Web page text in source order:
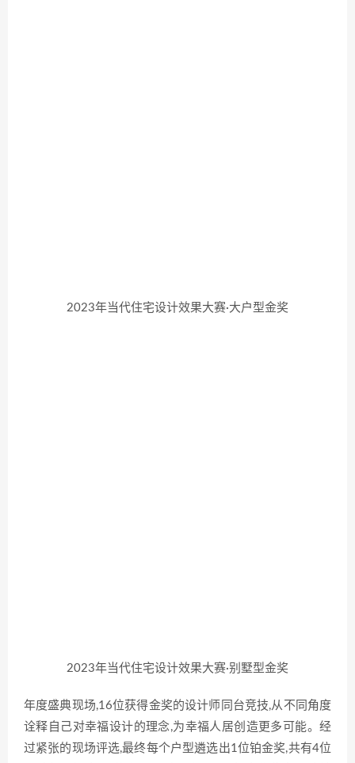
2023年当代住宅设计效果大赛·大户型金奖
2023年当代住宅设计效果大赛·别墅型金奖
年度盛典现场,16位获得金奖的设计师同台竞技,从不同角度
诠释自己对幸福设计的理念,为幸福人居创造更多可能。经
过紧张的现场评选,最终每个户型遴选出1位铂金奖,共有4位